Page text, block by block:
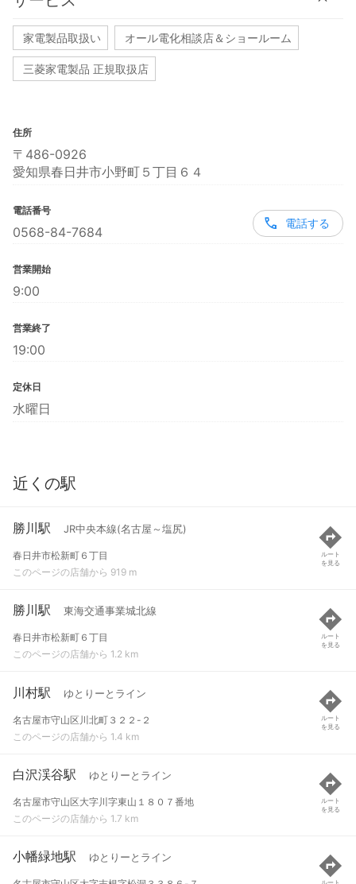
家電製品取扱い オール電化相談店＆ショールーム
三菱家電製品 正規取扱店
住所
〒486-0926
愛知県春日井市小野町５丁目６４
電話番号
0568-84-7684
電話する
営業開始
9:00
営業終了
19:00
定休日
水曜日
近くの駅
勝川駅 JR中央本線(名古屋～塩尻)
春日井市松新町６丁目
このページの店舗から 919 m
ルート
を見る
勝川駅 東海交通事業城北線
春日井市松新町６丁目
このページの店舗から 1.2 km
ルート
を見る
川村駅 ゆとりーとライン
名古屋市守山区川北町３２２-２
このページの店舗から 1.4 km
ルート
を見る
白沢渓谷駅 ゆとりーとライン
名古屋市守山区大字川字東山１８０７番地
このページの店舗から 1.7 km
ルート
を見る
小幡緑地駅 ゆとりーとライン